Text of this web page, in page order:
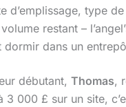
d’emplissage, type
restant –
dans un
débutant, Thomas,
3 000 £ sur un site,